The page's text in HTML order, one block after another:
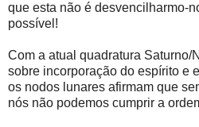
que esta não é desvencilharmo-
possível!
Com a atual quadratura Saturno/
sobre incorporação do espírito e
os nodos lunares afirmam que
nós não podemos cumprir a